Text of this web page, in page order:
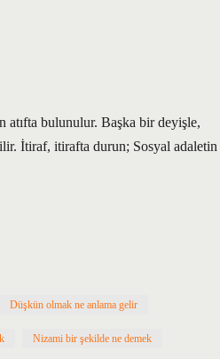
atıfta bulunulur. Başka bir deyişle,
İtiraf, itirafta durun; Sosyal adaletin
Düşkün olmak ne anlama gelir
Nizami bir şekilde ne demek